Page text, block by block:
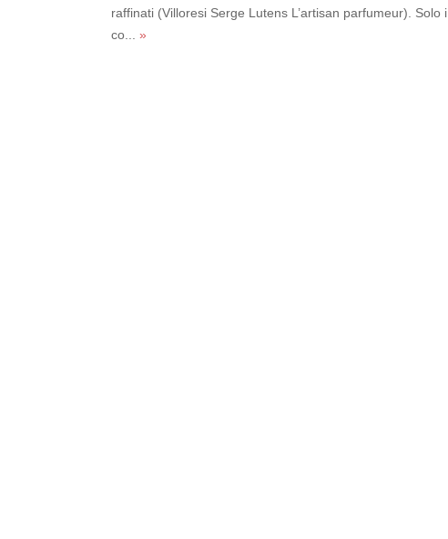
raffinati (Villoresi Serge Lutens L’artisan parfumeur). Solo i
co... »